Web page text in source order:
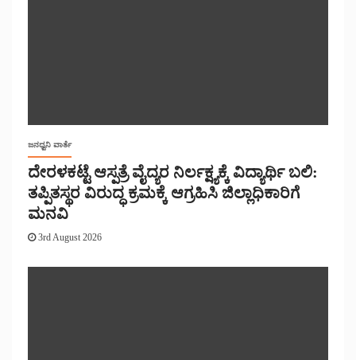
ಜನಧ್ವನಿ ವಾರ್ತೆ
ದೇರಳಕಟ್ಟೆ ಆಸ್ಪತ್ರೆ ವೈದ್ಯರ ನಿರ್ಲಕ್ಷ್ಯಕ್ಕೆ ವಿದ್ಯಾರ್ಥಿ ಬಲಿ:
ತಪ್ಪಿತಸ್ಥರ ವಿರುದ್ಧ ಕ್ರಮಕ್ಕೆ ಆಗ್ರಹಿಸಿ ಜಿಲ್ಲಾಧಿಕಾರಿಗೆ
ಮನವಿ
3rd August 2026